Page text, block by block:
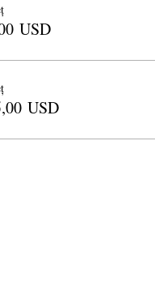
USD
USD